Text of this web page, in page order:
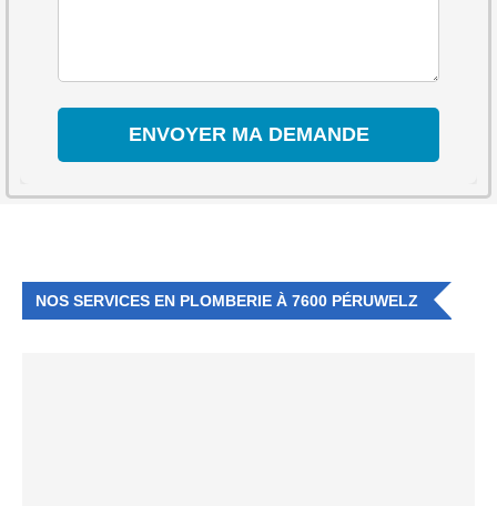
NOS SERVICES EN PLOMBERIE À 7600 PÉRUWELZ